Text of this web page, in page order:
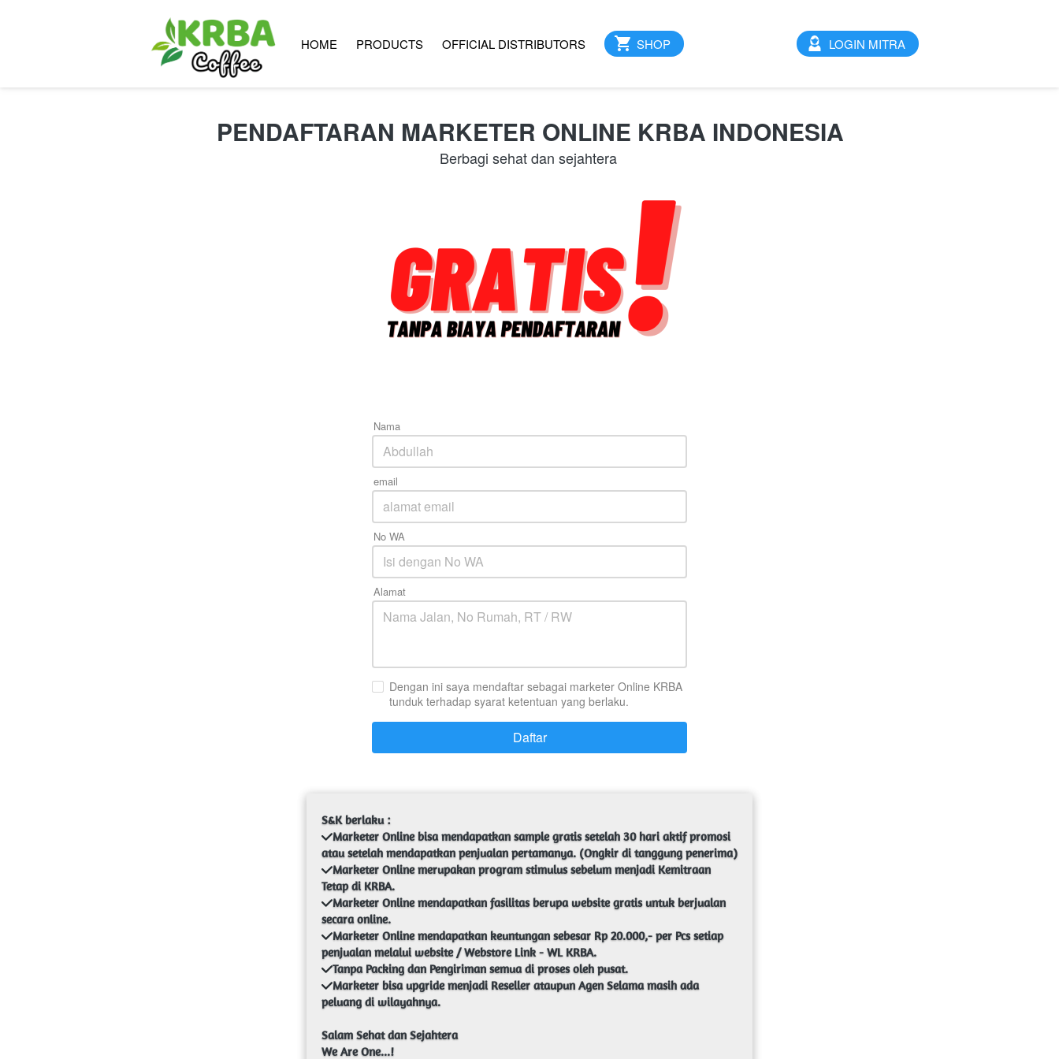
HOME PRODUCTS OFFICIAL DISTRIBUTORS ` SHOP ` LOGIN MITRA
PENDAFTARAN MARKETER ONLINE KRBA INDONESIA
Berbagi sehat dan sejahtera
Nama
email
No WA
Alamat
Dengan ini saya mendaftar sebagai marketer Online KRBA
tunduk terhadap syarat ketentuan yang berlaku.
`Daftar
Marketer Online bisa mendapatkan sample gratis setelah 30 hari aktif promosi
Marketer Online merupakan program stimulus sebelum menjadi Kemitraan
Tetap di KRBA.
Marketer Online mendapatkan fasilitas berupa website gratis untuk berjualan
secara online.
Marketer Online mendapatkan keuntungan sebesar Rp 20.000,- per Pcs setiap
penjualan melalui website / Webstore Link - WL KRBA.
Marketer bisa upgride menjadi Reseller ataupun Agen Selama masih ada
peluang di wilayahnya.
Salam Sehat dan Sejahtera
We Are One...!
Tolong refresh browser kamu
Kembali